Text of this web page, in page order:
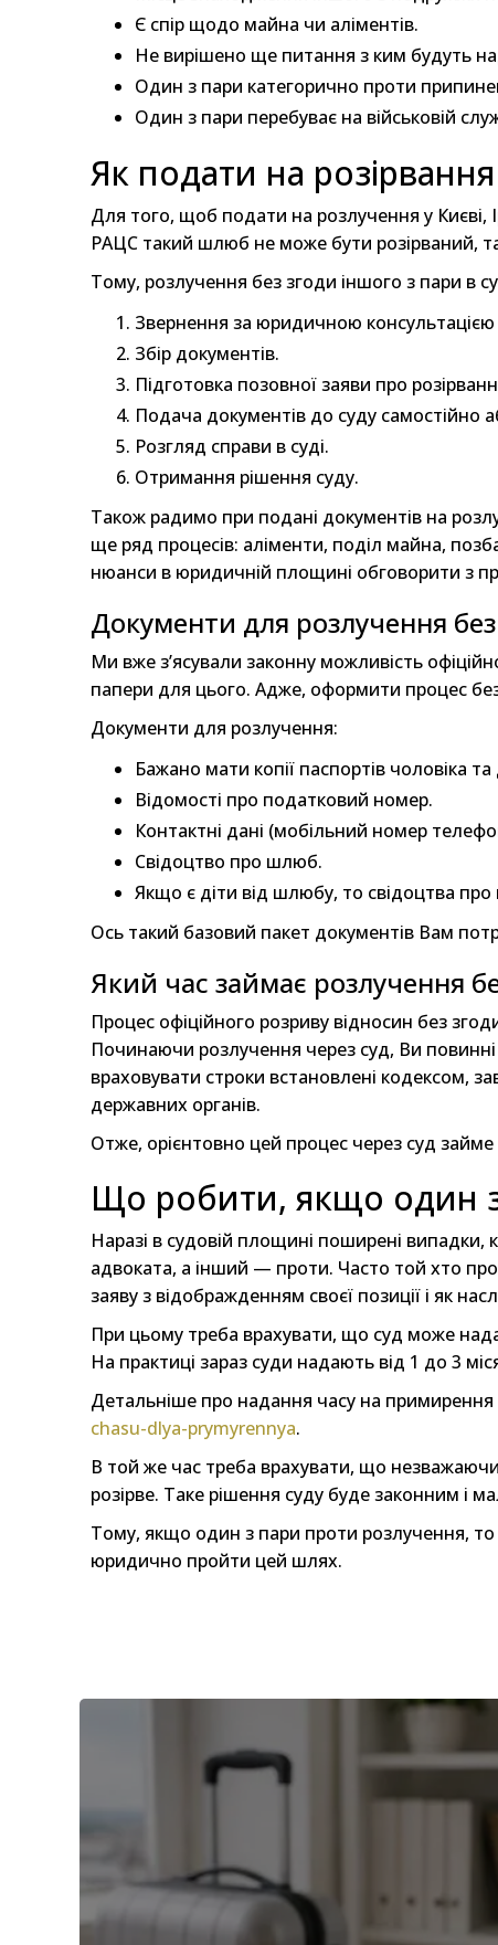
Є спір щодо майна чи аліментів.
Не вирішено ще питання з ким будуть
Один з пари категорично проти
Один з пари перебуває на військовій
Як подати на
Для того, щоб подати на розлучення у Києві,
РАЦС такий шлюб не може бути розірваний,
Тому, розлучення без згоди іншого з пари в
Звернення за юридичною консультацією
Збір документів.
Підготовка позовної заяви про
Подача документів до суду самостійно
Розгляд справи в суді.
Отримання рішення суду.
Також радимо при подані документів на
ще ряд процесів: аліменти, поділ майна,
нюанси в юридичній площині обговорити з
Документи для розлучення
Ми вже з’ясували законну можливість
папери для цього. Адже, оформити процес
Документи для розлучення:
Бажано мати копії паспортів чоловіка
Відомості про податковий номер.
Контактні дані (мобільний номер
Свідоцтво про шлюб.
Якщо є діти від шлюбу, то свідоцтва
Ось такий базовий пакет документів Вам
Який час займає розлучення
Процес офіційного розриву відносин без
Починаючи розлучення через суд, Ви
враховувати строки встановлені кодексом,
державних органів.
Отже, орієнтовно цей процес через суд займе
Що робити, якщо один
Наразі в судовій площині поширені
адвоката, а інший — проти. Часто той хто
заяву з відображденням своєї позиції і як
При цьому треба врахувати, що суд може
На практиці зараз суди надають від 1 до 3
Детальніше про надання часу на
chasu-dlya-prymyrennya.
В той же час треба врахувати, що
розірве. Таке рішення суду буде законним і
Тому, якщо один з пари проти розлучення,
юридично пройти цей шлях.